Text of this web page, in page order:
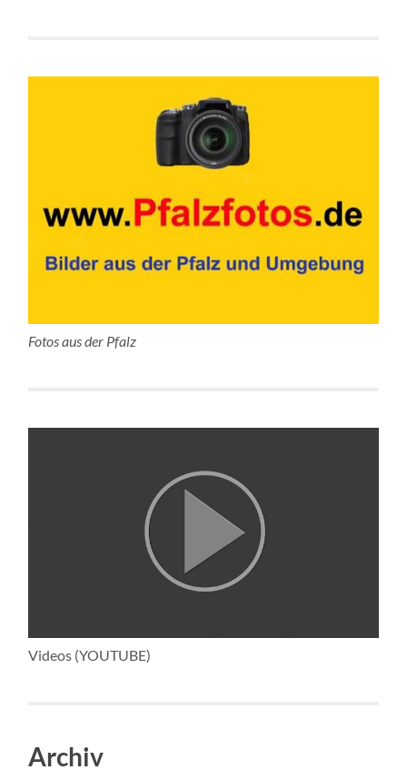
Fotos aus der Pfalz
Videos (YOUTUBE)
Archiv